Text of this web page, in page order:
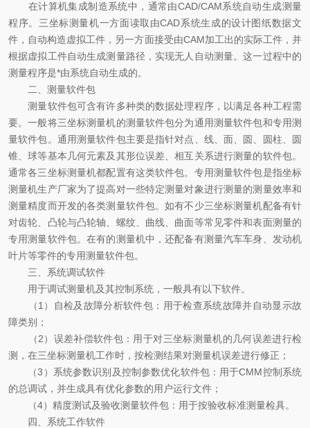
在计算机集成制造系统中，通常由CAD/CAM系统自动生成测量
程序。三坐标测量机一方面读取由CAD系统生成的设计图纸数据文
件，自动构造虚拟工件，另一方面接受由CAM加工出的实际工件，并
根据虚拟工件自动生成测量路径，实现无人自动测量。这一过程中的
测量程序是*由系统自动生成的。
二、测量软件包
测量软件包可含有许多种类的数据处理程序，以满足各种工程需
要。一般将三坐标测量机的测量软件包分为通用测量软件包和专用测
量软件包。通用测量软件包主要是指针对点、线、面、圆、圆柱、圆
锥、球等基本几何元素及其形位误差、相互关系进行测量的软件包。
通常各三坐标测量机都配置有这类软件包。专用测量软件包是指坐标
测量机生产厂家为了提高对一些特定测量对象进行测量的测量效率和
测量精度而开发的各类测量软件包。如有不少三坐标测量机配备有针
对齿轮、凸轮与凸轮轴、螺纹、曲线、曲面等常见零件和表面测量的
专用测量软件包。在有的测量机中，还配备有测量汽车车身、发动机
叶片等零件的专用测量软件包。
三、系统调试软件
用于调试测量机及其控制系统，一般具有以下软件。
（1）自检及故障分析软件包：用于检查系统故障并自动显示故
障类别；
（2）误差补偿软件包：用于对三坐标测量机的几何误差进行检
测，在三坐标测量机工作时，按检测结果对测量机误差进行修正；
（3）系统参数识别及控制参数优化软件包：用于CMM控制系统
的总调试，并生成具有优化参数的用户运行文件；
（4）精度测试及验收测量软件包：用于按验收标准测量检具。
四、系统工作软件